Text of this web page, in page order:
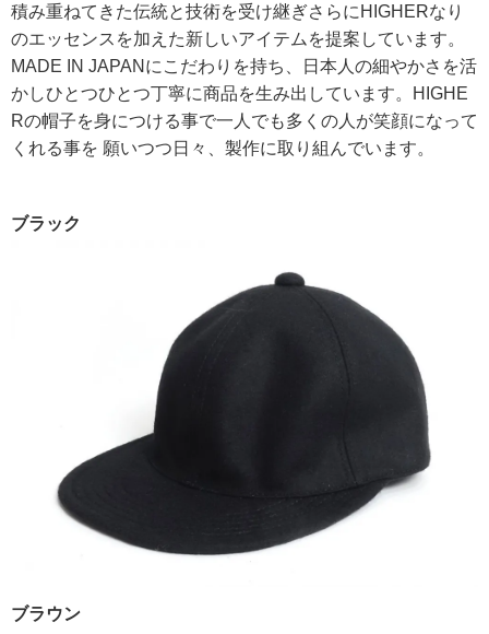
積み重ねてきた伝統と技術を受け継ぎさらにHIGHERなり
のエッセンスを加えた新しいアイテムを提案しています。
MADE IN JAPANにこだわりを持ち、日本人の細やかさを活
かしひとつひとつ丁寧に商品を生み出しています。HIGHE
Rの帽子を身につける事で一人でも多くの人が笑顔になって
くれる事を 願いつつ日々、製作に取り組んでいます。
ブラック
ブラウン